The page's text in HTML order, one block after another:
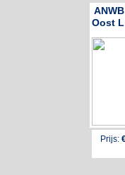
Oost
Prijs: